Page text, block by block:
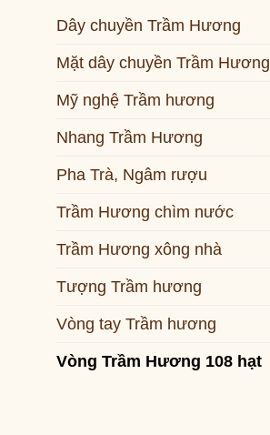
Dây chuyền Trầm Hương
Mặt dây chuyền Trầm Hương
Mỹ nghệ Trầm hương
Nhang Trầm Hương
Pha Trà, Ngâm rượu
Trầm Hương chìm nước
Trầm Hương xông nhà
Tượng Trầm hương
Vòng tay Trầm hương
Vòng Trầm Hương 108 hạt